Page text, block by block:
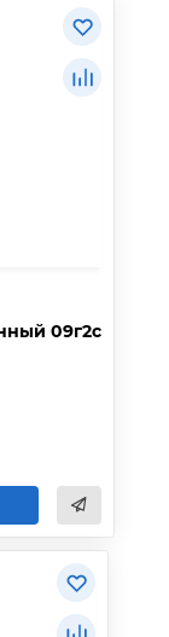
09г2с